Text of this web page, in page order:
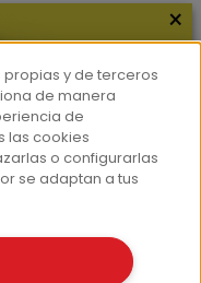
×
propias y de terceros
de manera
de
las cookies
o configurarlas
se adaptan a tus